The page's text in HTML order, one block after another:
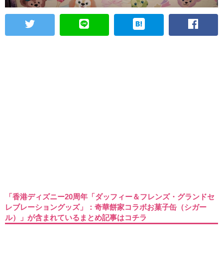
「香港ディズニー20周年「ダッフィー＆フレンズ・グランドセ
レブレーショングッズ」：奇華餅家コラボお菓子缶（シガー
ル）」が含まれているまとめ記事はコチラ